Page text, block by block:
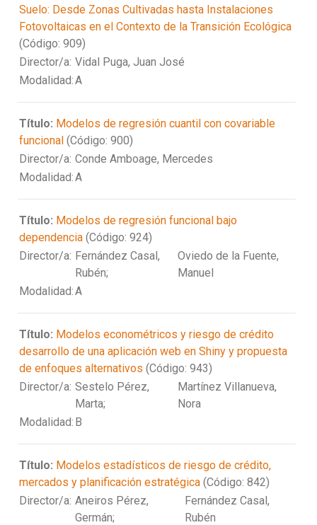
Suelo: Desde Zonas Cultivadas hasta Instalaciones
Fotovoltaicas en el Contexto de la Transición Ecológica
(Código: 909)
Director/a: Vidal Puga, Juan José
Modalidad:A
Título: Modelos de regresión cuantil con covariable
funcional (Código: 900)
Director/a: Conde Amboage, Mercedes
Modalidad:A
Título: Modelos de regresión funcional bajo
dependencia (Código: 924)
Director/a: Fernández Casal,
Rubén;
Oviedo de la Fuente,
Manuel
Modalidad:A
Título: Modelos econométricos y riesgo de crédito
desarrollo de una aplicación web en Shiny y propuesta
de enfoques alternativos (Código: 943)
Director/a: Sestelo Pérez,
Marta;
Martínez Villanueva,
Nora
Modalidad: B
Título: Modelos estadísticos de riesgo de crédito,
mercados y planificación estratégica (Código: 842)
Director/a: Aneiros Pérez,
Germán;
Fernández Casal,
Rubén